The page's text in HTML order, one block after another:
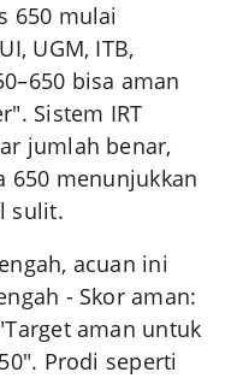
650 mulai
UGM, ITB,
bisa aman
Sistem IRT
jumlah benar,
650 menunjukkan
sulit.
acuan ini
- Skor aman:
aman untuk
Prodi seperti